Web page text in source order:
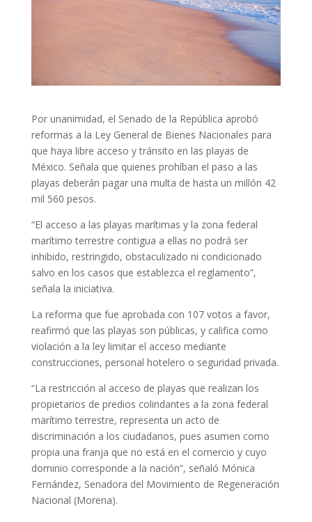
Por unanimidad, el Senado de la República aprobó
reformas a la Ley General de Bienes Nacionales para
que haya libre acceso y tránsito en las playas de
México. Señala que quienes prohíban el paso a las
playas deberán pagar una multa de hasta un millón 42
mil 560 pesos.
“El acceso a las playas marítimas y la zona federal
marítimo terrestre contigua a ellas no podrá ser
inhibido, restringido, obstaculizado ni condicionado
salvo en los casos que establezca el reglamento”,
señala la iniciativa.
La reforma que fue aprobada con 107 votos a favor,
reafirmó que las playas son públicas, y califica como
violación a la ley limitar el acceso mediante
construcciones, personal hotelero o seguridad privada.
“La restricción al acceso de playas que realizan los
propietarios de predios colindantes a la zona federal
marítimo terrestre, representa un acto de
discriminación a los ciudadanos, pues asumen como
propia una franja que no está en el comercio y cuyo
dominio corresponde a la nación”, señaló Mónica
Fernández, Senadora del Movimiento de Regeneración
Nacional (Morena).